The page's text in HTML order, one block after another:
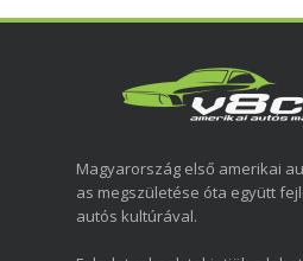
Magyarország első amerikai
as megszületése óta együtt
autós kultúrával.